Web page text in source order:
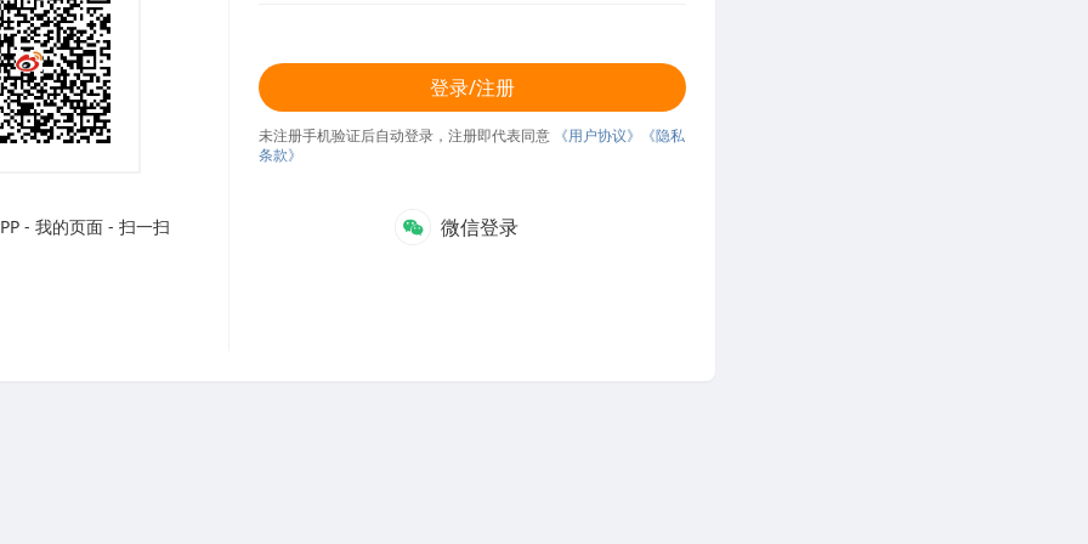
- 我的页面 - 扫一扫
登录/注册
未注册手机验证后自动登录，注册即代表同意 《用户协议》
《隐私
条款》
微信登录